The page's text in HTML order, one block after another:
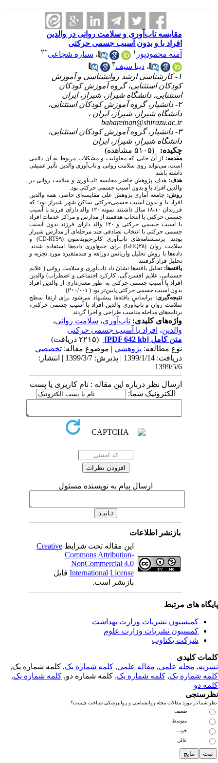
مقایسه تاب‌آوری و سلامت روانی در والدین
افراد با و بدون آسیب جسمی حرکتی
آمنه محمودپور
،ستاره شجاعی ۲
،دیبا سیف
۱- کارشناسی ارشد روانشناسی و آموزش
کودکان استثنایی، گروه آموزش کودکان
استثنایی، دانشگاه شیراز، شیراز، ایران
۲- دانشیار، گروه آموزش کودکان استثنایی،
دانشگاه شیراز، شیراز، ایران ،
bahareman@shirazu.ac.ir
۳- دانشیار، گروه آموزش کودکان استثنایی،
دانشگاه شیراز، شیراز، ایران
چکیده:
مقدمه:از آن جایی که معلولیت و مشکلات مربوط به آن دائمی
است، می­‌تواند روی سلامت روانی و تاب‌آوری والدین تأثیر عمیقی
داشته باشد.
هدف:هدف پژوهش حاضر مقایسه تاب‌آوری و سلامت روانی در
والدین افراد با و بدون آسیب جسمی حرکتی بود.
روش:جامعه آماری پژوهش علی مقایسه‌ای حاضر، همه والدین
افراد با و بدون آسیب جسمی‌حرکتی ساکن شهر شیراز بود؛ که
فرزندان ۱۰-۱۸ سال داشتند. نمونه ۱۲۰ والد دارای فرزند با آسیب
جسمی حرکتی با انتخاب هدفمند از مدارس و مراکز خدمات افراد
با آسیب ‌جسمی حرکتی و ۱۲۰ والد دارای فرزند بدون آسیب
جسمی حرکتی با انتخاب تصادفی چند مرحله‌ای از مدارس شیراز
بودند. پرسشنامه‌های تاب‌آوری کانر-دیویدسون ( CD-RTS۹) و
سلامت روان (GHQ۲۸) برای جمع‌آوری داد‌ه‌ها استفاده شدند.
داده‌ها با روش تحلیل واریانس دوراهه و چندمتغیره مورد تجزیه و
تحلیل قرار گرفتند.
یافته‌ها:تحلیل یافته‌ها نشان‌ داد تاب‌آوری و سلامت روانی ( علایم
جسمانی، علایم افسردگی، کارکرد اجتماعی و اضطراب) والدین
افراد با آسیب جسمی حرکتی به طور معنی‌داری از والدین افراد
بدون آسیب جسمی حرکتی پایین‌تر بود)۰/۰۰۱> P
).
نتیجه‌گیری:براساس یافته‌ها پیشنهاد می‌شود برای ارتقا سطح
سلامت روان و تاب‌آوری والدین افراد با آسیب جسمی حرکتی،
برنامه‌های مداخله مناسب طراحی و اجرا گردند.
واژه‌های کلیدی:تاب‌آوری،سلامت روانی،
والدین،افراد با آسیب جسمی حرکتی
متن کامل[PDF 642 kb]
نوع مطالعه:پژوهشي| موضوع مقاله:تخصصي
دریافت: 1399/1/14 | پذیرش: 1399/3/7 | انتشار:
1399/5/6
ارسال نظر درباره این مقاله : نام کاربری یا پست
الکترونیک شما:
ارسال پیام به نویسنده مسئول
بازنشر اطلاعات
این مقاله تحت شرایطCreative
Commons Attribution-
NonCommercial 4.0
International Licenseقابل
بازنشر است.
های مرتبط
کمیسیون نشریات وزارت بهداشت
کمسیون نشریات وزارت علوم
شرکت یکتاوب
کلیدی
,مجله علمی, مقاله علمی, کلمه شماره یک, کلمه شماره یک,
شماره یک,کلمه شماره یک, کلمه شماره دو,کلمه شماره یک,
دو
شما در مورد مقالات مجله روانشناسی و روانپزشکی شناخت چیست؟
ضعیف
متوسط
خوب
عالی